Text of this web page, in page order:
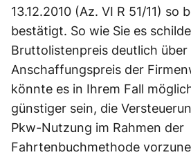
13.12.2010 (Az. VI R 51/11) so
bestätigt. So wie Sie es
Bruttolistenpreis deutlich über
Anschaffungspreis der
könnte es in Ihrem Fall
günstiger sein, die
Pkw-Nutzung im Rahmen der
Fahrtenbuchmethode